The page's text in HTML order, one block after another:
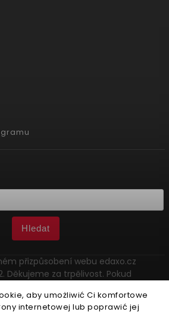
aby umożliwić Ci komfortowe
internetowej lub poprawić jej
Hledat
přizpůsobení webu edaxo.cz
Děkujeme za trpělivost. Pokud